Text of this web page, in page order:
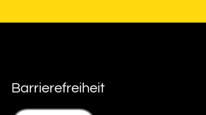
Barrierefreiheit